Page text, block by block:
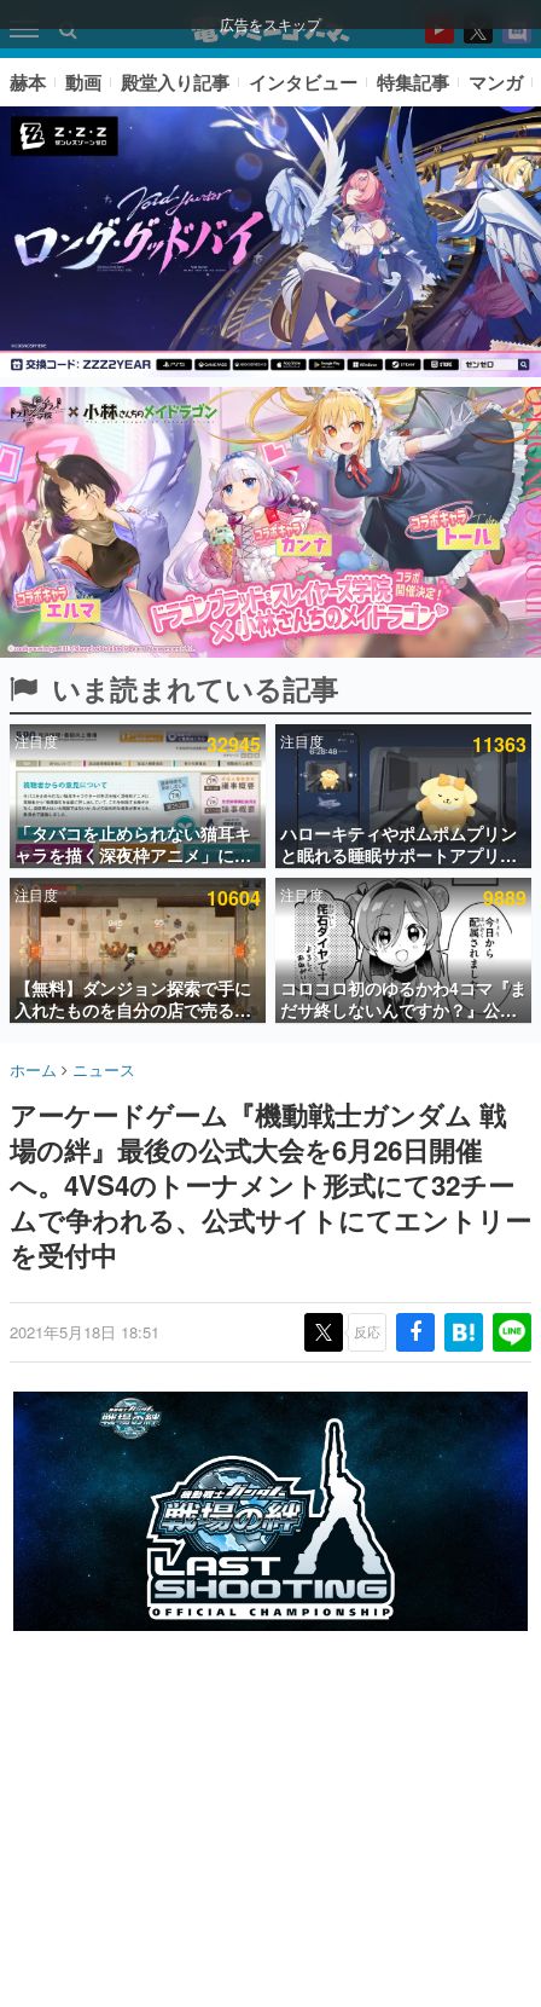
広告をスキップ
ピックアップ
電ファミのいま読まれている記事ランキング
アプリセール情報
インタビュー
連載・特集一覧
殿堂入り記事
SNS拡散数が数千以上！ ページビュー数万以上！ などな
ど。多くの人々に読まれた、電ファミ渾身の“殿堂入り”記
事をまとめました。
ゲームの企画書
名作ゲームクリエイターの方々に製作時のエピソードをお
聞きし、ヒットする企画（ゲーム）とは何か？を探ってい
きます。
赫本
この物語を解いてはいけない。『赫本』は、〈試験問題〉
の形をした短編ホラー小説集です。
新世代に訊く
これからのデジタルゲーム市場を担う若きクリエイター達
の姿を追い、彼らのルーツと情熱を探っていきます。
ゲームに多大な影響を受けた作家さんに取材し、ゲームが
日本のコンテンツ産業やカルチャーに与えた影響を探る企
画です。
日本モバイルゲーム産業史
日本のモバイルゲーム史における主要なトピック・タイト
ルを網羅するほか、開発者へのインタビューや識者による
解説を掲載。約20年の歴史が一望できる決定版！
一先生によるゲーム業界レポートマンガです。
なんでゲームは面白い？
具体的な形から解き明かしていく、硬派で骨太な評論連載
です。
ゲームが変えた日本語
「経験値」「裏技」「ラスボス」… ゲームにまつわる言葉
の起源や用法の変遷を、コンピューター文化史研究家・タ
イニーP氏が徹底調査。
カテゴリ
赫本 動画 殿堂入り記事 インタビュー 特集記事 マンガ
いま読まれている記事
注目度 32945
「タバコを止められない猫耳キ
ャラを描く深夜枠アニメ」に視
聴者の一部から批判意見。違法
薬物の使用と思わしき描写も含
めて、BPOが議論を交わす
注目度 11363
ハローキティやポムポムプリン
と眠れる睡眠サポートアプリ
『ゆめたび』が配信中。キャラ
ごとのASMRや目覚ましアラー
ムも搭載
注目度 10604
【無料】ダンジョン探索で手に
入れたものを自分の店で売るゲ
ーム『Moonlighter』がSteam
『Moonlighter 2』の9月2日正
ーン
注目度 9889
コロコロ初のゆるかわ4コマ『ま
だサ終しないんですか？』公開
スタート。主人公は新入社員の
ホーム ニュース
アーケードゲーム『機動戦士ガンダム 戦
場の絆』最後の公式大会を6月26日開催
へ。4VS4のトーナメント形式にて32チー
ムで争われる、公式サイトにてエントリー
を受付中
2021年5月18日 18:51 反応